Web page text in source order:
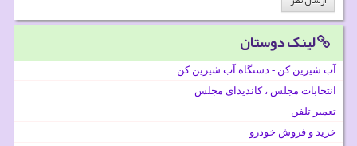
لینک دوستان
آب شیرین کن - دستگاه آب شیرین کن
انتخابات مجلس ، کاندیدای مجلس
تعمیر تلفن
خرید و فروش خودرو